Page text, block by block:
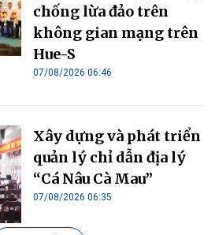
chống lừa đảo trên
không gian mạng trên
Hue-S
07/08/2026 06:46
Xây dựng và phát triển
quản lý chỉ dẫn địa lý
“Cá Nâu Cà Mau”
07/08/2026 06:35